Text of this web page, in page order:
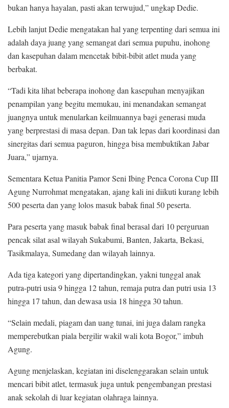
bukan hanya hayalan, pasti akan terwujud,” ungkap Dedie.
Lebih lanjut Dedie mengatakan hal yang terpenting dari semua ini
adalah daya juang yang semangat dari semua pupuhu, inohong
dan kasepuhan dalam mencetak bibit-bibit atlet muda yang
berbakat.
“Tadi kita lihat beberapa inohong dan kasepuhan menyajikan
penampilan yang begitu memukau, ini menandakan semangat
juangnya untuk menularkan keilmuannya bagi generasi muda
yang berprestasi di masa depan. Dan tak lepas dari koordinasi dan
sinergitas dari semua paguron, hingga bisa membuktikan Jabar
Juara,” ujarnya.
Sementara Ketua Panitia Pamor Seni Ibing Penca Corona Cup III
Agung Nurrohmat mengatakan, ajang kali ini diikuti kurang lebih
500 peserta dan yang lolos masuk babak final 50 peserta.
Para peserta yang masuk babak final berasal dari 10 perguruan
pencak silat asal wilayah Sukabumi, Banten, Jakarta, Bekasi,
Tasikmalaya, Sumedang dan wilayah lainnya.
Ada tiga kategori yang dipertandingkan, yakni tunggal anak
putra-putri usia 9 hingga 12 tahun, remaja putra dan putri usia 13
hingga 17 tahun, dan dewasa usia 18 hingga 30 tahun.
“Selain medali, piagam dan uang tunai, ini juga dalam rangka
memperebutkan piala bergilir wakil wali kota Bogor,” imbuh
Agung.
Agung menjelaskan, kegiatan ini diselenggarakan selain untuk
mencari bibit atlet, termasuk juga untuk pengembangan prestasi
anak sekolah di luar kegiatan olahraga lainnya.